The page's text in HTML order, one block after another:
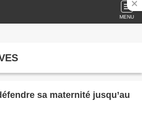
MENU
sa maternité jusqu’au